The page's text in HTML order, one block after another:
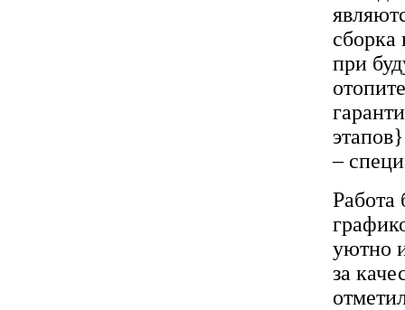
сборка
при
–
Работа
уютно
за